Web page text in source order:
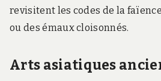
revisitent les codes de la
ou des émaux cloisonnés.
Arts asiatiques